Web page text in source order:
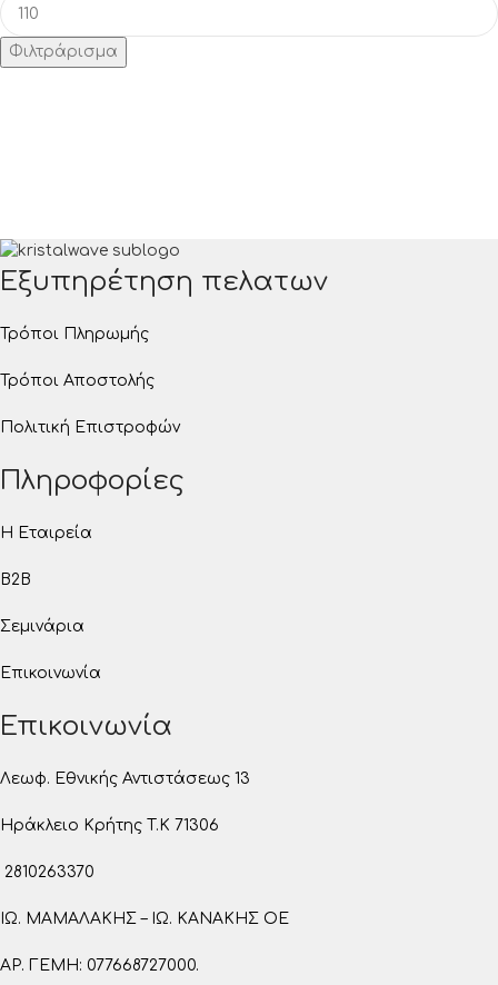
Φιλτράρισμα
Εξυπηρέτηση πελατων
Τρόποι Πληρωμής
Τρόποι Αποστολής
Πολιτική Επιστροφών
Πληροφορίες
Η Εταιρεία
B2B
Σεμινάρια
Επικοινωνία
Επικοινωνία
Λεωφ. Εθνικής Αντιστάσεως 13
Ηράκλειο Κρήτης T.K 71306
2810263370
ΙΩ. ΜΑΜΑΛΑΚΗΣ – ΙΩ. ΚΑΝΑΚΗΣ ΟΕ
ΑΡ. ΓΕΜΗ: 077668727000.